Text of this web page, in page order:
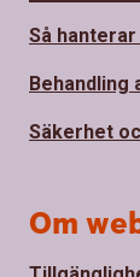
Så
Behandling
Säkerhet
Om